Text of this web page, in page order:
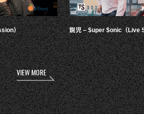
） 鋭児 – $uper $onic（Live
VIEW MORE